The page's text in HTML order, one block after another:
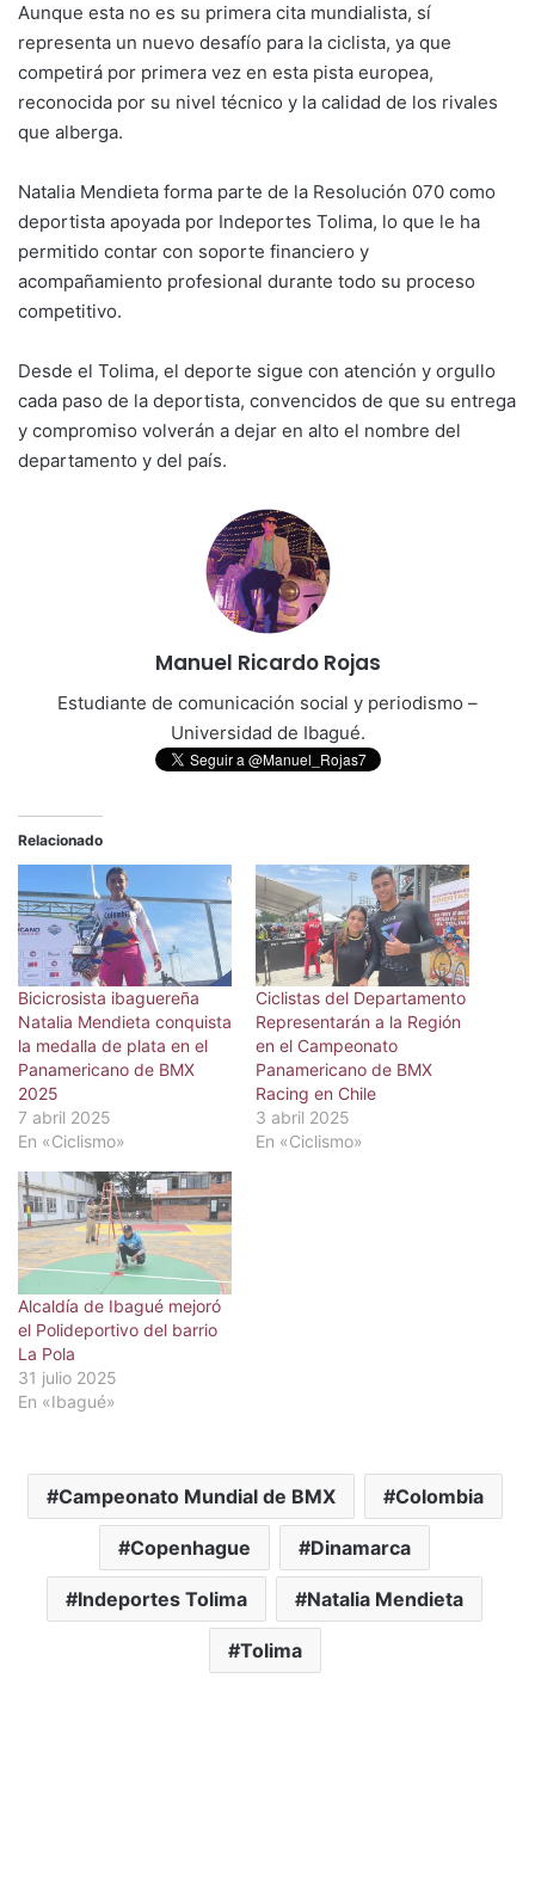
Aunque esta no es su primera cita mundialista, sí
representa un nuevo desafío para la ciclista, ya que
competirá por primera vez en esta pista europea,
reconocida por su nivel técnico y la calidad de los rivales
que alberga.
Natalia Mendieta forma parte de la Resolución 070 como
deportista apoyada por Indeportes Tolima, lo que le ha
permitido contar con soporte financiero y
acompañamiento profesional durante todo su proceso
competitivo.
Desde el Tolima, el deporte sigue con atención y orgullo
cada paso de la deportista, convencidos de que su entrega
y compromiso volverán a dejar en alto el nombre del
departamento y del país.
Manuel Ricardo Rojas
Estudiante de comunicación social y periodismo –
Universidad de Ibagué.
Relacionado
Bicicrosista ibaguereña
Natalia Mendieta conquista
la medalla de plata en el
Panamericano de BMX
2025
7 abril 2025
En «Ciclismo»
Ciclistas del Departamento
Representarán a la Región
en el Campeonato
Panamericano de BMX
Racing en Chile
3 abril 2025
En «Ciclismo»
Alcaldía de Ibagué mejoró
el Polideportivo del barrio
La Pola
31 julio 2025
En «Ibagué»
Campeonato Mundial de BMX Colombia
Copenhague Dinamarca
Indeportes Tolima Natalia Mendieta
Tolima